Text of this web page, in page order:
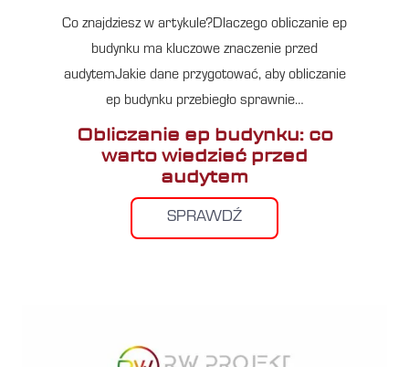
Co znajdziesz w artykule?Dlaczego obliczanie ep
budynku ma kluczowe znaczenie przed
audytemJakie dane przygotować, aby obliczanie
ep budynku przebiegło sprawnie…
Obliczanie ep budynku: co
warto wiedzieć przed
audytem
SPRAWDŹ